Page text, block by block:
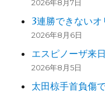
2026年8月7日
3連勝できないオ
2026年8月6日
エスピノーザ来
2026年8月5日
太田椋手首負傷